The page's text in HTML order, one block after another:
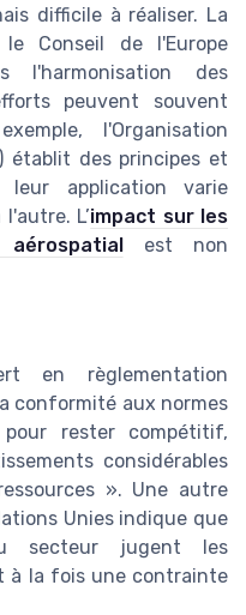
difficile à réaliser. La
le Conseil de l'Europe
des
peuvent souvent
l'Organisation
établit des principes et
leur application varie
L’impact sur les
est non
en règlementation
conformité aux normes
rester compétitif,
considérables
». Une autre
Unies indique que
secteur jugent les
à la fois une contrainte